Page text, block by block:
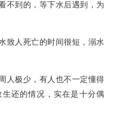
不到的，等下水后遇到，为
致人死亡的时间很短，溺水
人极少，有人也不一定懂得
还的情况，实在是十分偶